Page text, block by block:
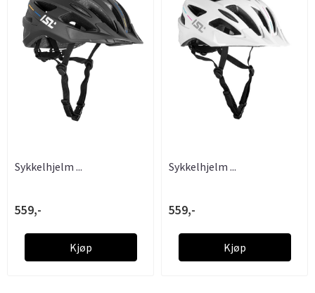
Sykkelhjelm ...
559,-
Kjøp
Sykkelhjelm ...
559,-
Kjøp